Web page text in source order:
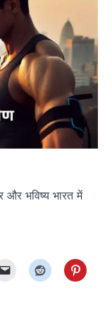
भविष्य भारत में